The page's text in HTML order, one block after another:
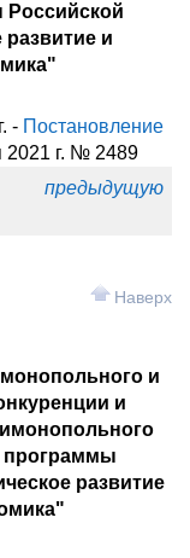
Российской
и
- Постановление
2021 г. № 2489
и
и
программы
развитие
Наверх